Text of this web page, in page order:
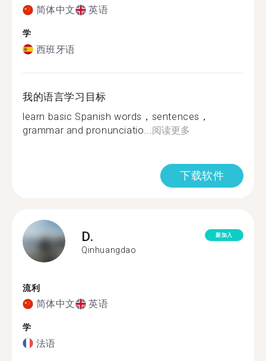
简体中文 英语
学
西班牙语
我的语言学习目标
learn basic Spanish words，sentences，
grammar and pronunciatio... 阅读更多
下载软件
D.
Qinhuangdao
新加入
流利
简体中文 英语
学
法语